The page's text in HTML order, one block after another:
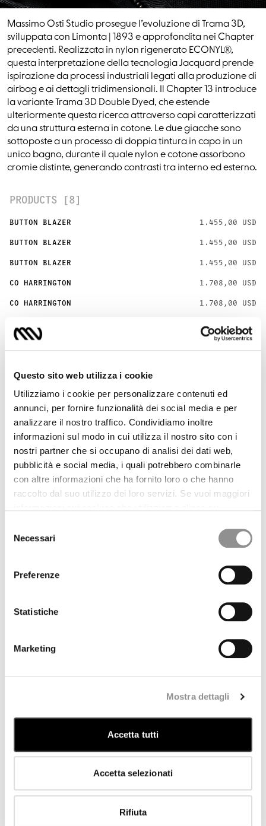
Questo sito web utilizza i cookie
Utilizziamo i cookie per personalizzare contenuti ed
annunci, per fornire funzionalità dei social media e per
analizzare il nostro traffico. Condividiamo inoltre
informazioni sul modo in cui utilizza il nostro sito con i
nostri partner che si occupano di analisi dei dati web,
pubblicità e social media, i quali potrebbero combinarle
con altre informazioni che ha fornito loro o che hanno
raccolto dal suo utilizzo dei loro servizi. Se vuoi maggiori
selezionando i cookie che si intende accettare dai
pulsanti sotto. Potrai revocare in qualsiasi momento il
cliccando sul widget in basso a sinistra nel nostro sito.
delNecessari
Preferenze
Statistiche
Marketing
Mostra dettagli
Accetta tutti
Accetta selezionati
Rifiuta
Massimo Osti Studio prosegue l’evoluzione di Trama 3D,
sviluppata con Limonta | 1893 e approfondita nei Chapter
precedenti. Realizzata in nylon rigenerato ECONYL®,
questa interpretazione della tecnologia Jacquard prende
ispirazione da processi industriali legati alla produzione di
airbag e ai dettagli tridimensionali. Il Chapter 13 introduce
la variante Trama 3D Double Dyed, che estende
ulteriormente questa ricerca attraverso capi caratterizzati
da una struttura esterna in cotone. Le due giacche sono
sottoposte a un processo di doppia tintura in capo in un
unico bagno, durante il quale nylon e cotone assorbono
cromie distinte, generando contrasti tra interno ed esterno.
PRODUCTS [8]
BUTTON BLAZER 1.455,00 USD
BUTTON BLAZER 1.455,00 USD
BUTTON BLAZER 1.455,00 USD
CO HARRINGTON 1.708,00 USD
CO HARRINGTON 1.708,00 USD
1.455,00 USD
L'INNOVAZIONE DELLA TECNOLOGIA JACQUARD
ricerca e sviluppo, Trama 3D ridefinisce il
con doppie tinture. Il processo di
realizzazione parte da un singolo filo, da cui
elementi funzionali come tasche e applicazioni
logo sono già integrati nella struttura del
tagliato al laser seguendo una mappatura